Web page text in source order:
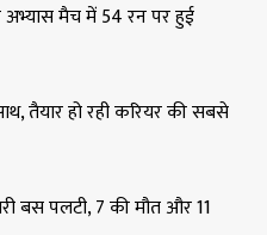
अभ्यास मैच में 54 रन पर हुई
तैयार हो रही करियर की सबसे
बस पलटी, 7 की मौत और 11